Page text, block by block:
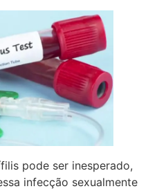
pode ser inesperado,
infecção sexualmente